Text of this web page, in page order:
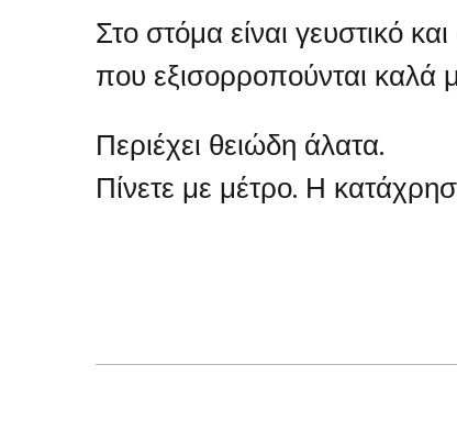
Στο στόμα είναι γευστικό
που εξισορροπούνται καλά
Περιέχει θειώδη άλατα.
Πίνετε με μέτρο. Η